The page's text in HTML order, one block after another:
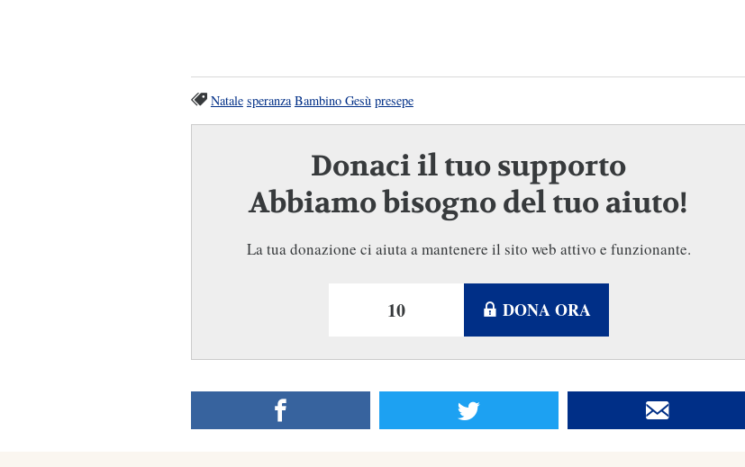
Natale speranza Bambino Gesù presepe
Donaci il tuo supporto
Abbiamo bisogno del tuo aiuto!
La tua donazione ci aiuta a mantenere il sito web attivo e funzionante.
DONA ORA